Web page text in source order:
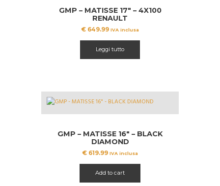
GMP – MATISSE 17″ – 4X100
RENAULT
€ 649.99 IVA inclusa
Leggi tutto
GMP – MATISSE 16″ – BLACK
DIAMOND
€ 619.99 IVA inclusa
Add to cart